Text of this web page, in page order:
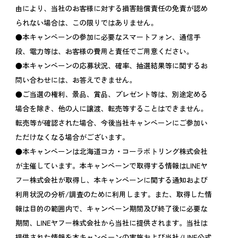
由により、当社のお客様に対する損害賠償責任の免責が認め
られない場合は、この限りではありません。
●本キャンペーンの参加に必要なスマートフォン、通信手
段、電力等は、お客様の費用と責任でご用意ください。
●本キャンペーンの応募状況、確率、抽選結果等に関するお
問い合わせには、お答えできません。
●ご当選の権利、景品、賞品、プレゼント等は、別途定める
場合を除き、他の人に譲渡、転売等することはできません。
転売等が確認された場合、今後当社キャンペーンにご参加い
ただけなくなる場合がございます。
●本キャンペーンは北海道コカ・コーラボトリング株式会社
が主催しています。本キャンペーンで取得する情報はLINEヤ
フー株式会社が取得し、本キャンペーンに関する通知および
利用状況の分析/調査のために利用します。また、取得した情
報は目的の範囲内で、キャンペーン期間及び終了後に必要な
期間、LINEヤフー株式会社から当社に提供されます。当社は